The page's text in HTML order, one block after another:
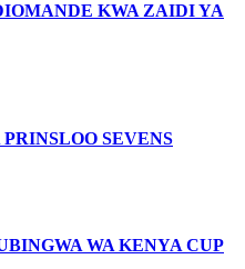
KWA ZAIDI YA
SEVENS
WA KENYA CUP